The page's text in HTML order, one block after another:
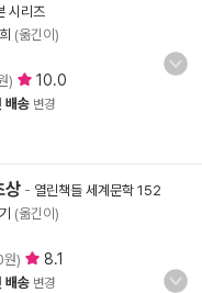
시리즈
(옮긴이)
) 10.0
배송 변경
상 - 열린책들 세계문학 152
(옮긴이)
) 8.1
배송 변경